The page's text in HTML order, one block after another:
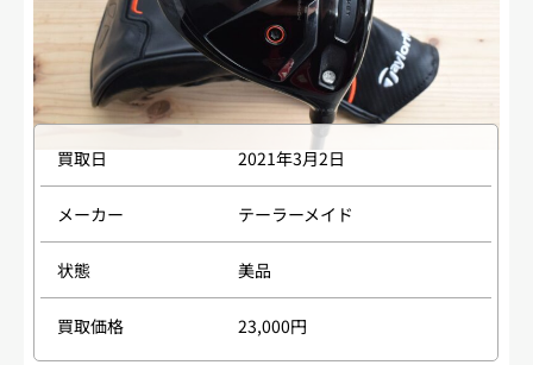
買取日 2021年3月2日
メーカー テーラーメイド
状態 美品
買取価格 23,000円